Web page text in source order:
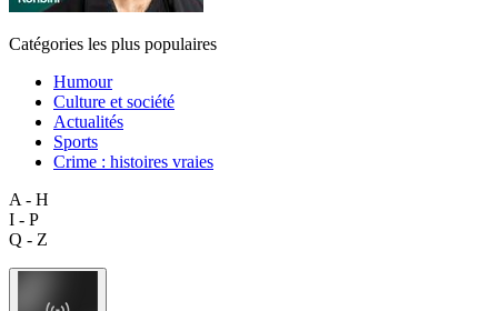
Catégories les plus populaires
Humour
Culture et société
Actualités
Sports
Crime : histoires vraies
A - H
I - P
Q - Z